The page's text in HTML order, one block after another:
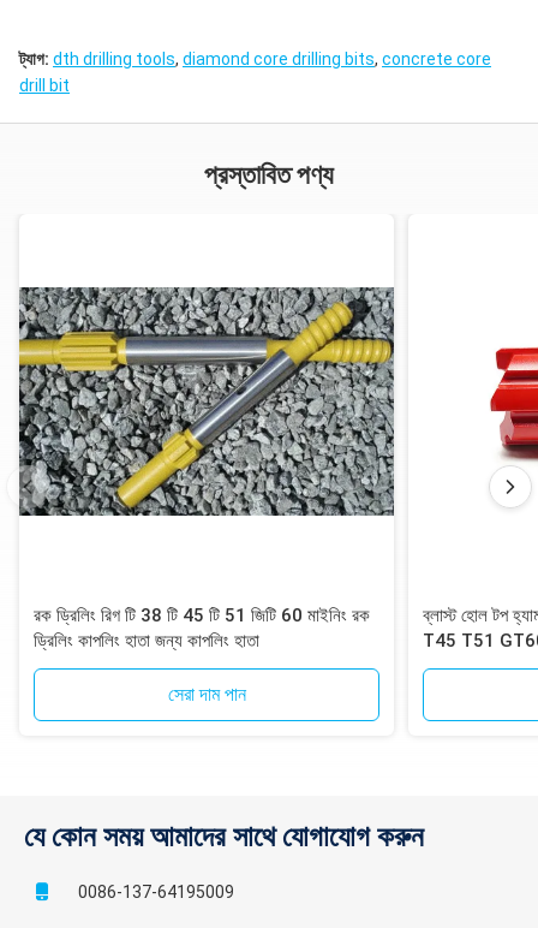
ট্যাগ: dth drilling tools, diamond core drilling bits, concrete core
drill bit
প্রস্তাবিত পণ্য
রক ড্রিলিং রিগ টি ​​38 টি 45 টি 51 জিটি 60 মাইনিং রক
ড্রিলিং কাপলিং হাতা জন্য কাপলিং হাতা
সেরা দাম পান
ব্লাস্ট হোল টপ
T45 T51
যে কোন সময় আমাদের সাথে যোগাযোগ করুন
0086-137-64195009